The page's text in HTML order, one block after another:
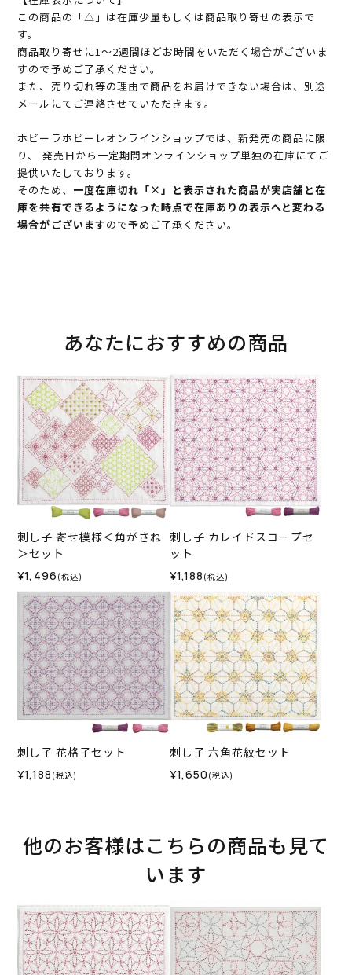
この商品の「△」は在庫少量もしくは商品取り寄せの表示で
す。
商品取り寄せに1～2週間ほどお時間をいただく場合がございま
すので予めご了承ください。
また、売り切れ等の理由で商品をお届けできない場合は、別途
メールにてご連絡させていただきます。
ホビーラホビーレオンラインショップでは、新発売の商品に限
り、 発売日から一定期間オンラインショップ単独の在庫にてご
提供いたしております。
そのため、 一度在庫切れ「×」と表示された商品が実店舗と在
庫を共有できるようになった時点で在庫ありの表示へと変わる
場合がございますので予めご了承ください。
あなたにおすすめの商品
刺し子 寄せ模様＜角がさね
＞セット
¥1,496 (税込)
刺し子 カレイドスコープセ
ット
¥1,188 (税込)
刺し子 花格子セット
¥1,188 (税込)
刺し子 六角花紋セット
¥1,650 (税込)
他のお客様はこちらの商品も見て
います